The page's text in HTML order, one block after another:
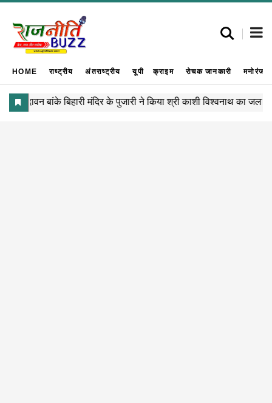
HOME राष्ट्रीय अंतराष्ट्रीय यूपी क्राइम रोचक जानकारी मनोरंजन